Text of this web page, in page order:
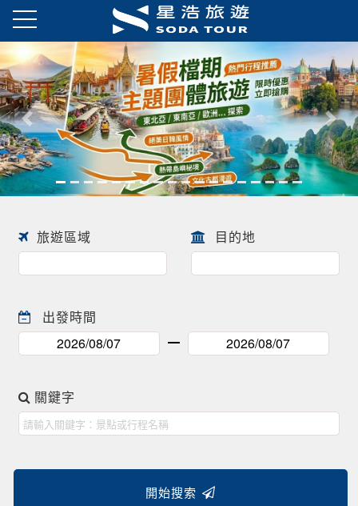
往前 往後
旅遊區域 目的地
出發時間
關鍵字
開始搜索